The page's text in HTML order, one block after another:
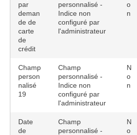
par
deman
de de
carte
de
crédit
personnalisé -
Indice non
configuré par
l'administrateur
o
n
Champ
person
nalisé
19
Champ
personnalisé -
Indice non
configuré par
l'administrateur
N
o
n
Date
de
Champ
personnalisé -
N
o